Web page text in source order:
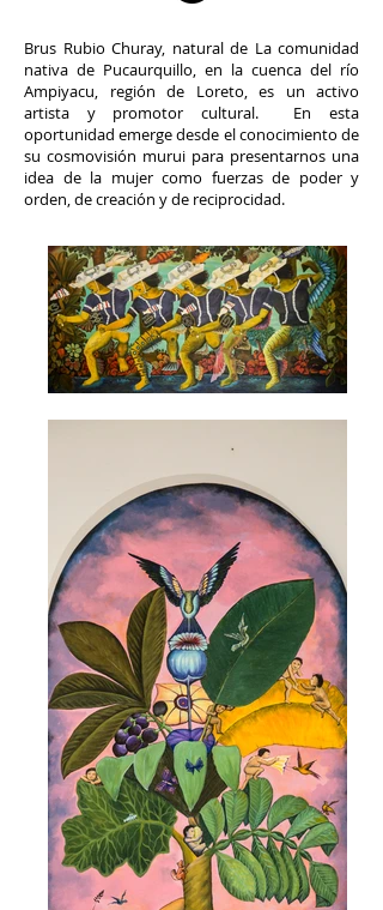
Brus Rubio Churay, natural de La comunidad
nativa de Pucaurquillo, en la cuenca del río
Ampiyacu, región de Loreto, es un activo
artista y promotor cultural. En esta
oportunidad emerge desde el conocimiento de
su cosmovisión murui para presentarnos una
idea de la mujer como fuerzas de poder y
orden, de creación y de reciprocidad.